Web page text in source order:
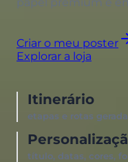
Criar o meu poster
Explorar a loja
Itinerário
etapas e rotas
título, datas, cores,